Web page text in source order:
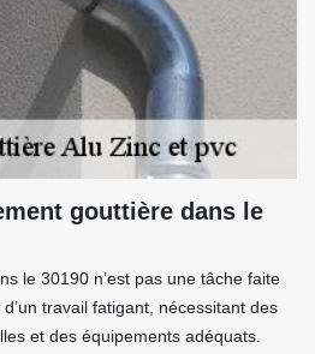
gouttière dans le
le 30190 n’est pas une tâche faite
travail fatigant, nécessitant des
et des équipements adéquats.